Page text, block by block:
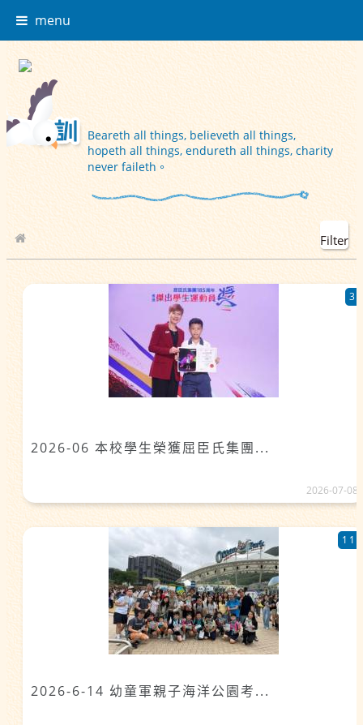
menu
Beareth all things, believeth all things,
hopeth all things, endureth all things, charity
never faileth。
School Album
Filter
2026-06 本校學生榮獲屈臣氏集團...
3
2026-07-08
2026-6-14 幼童軍親子海洋公園考...
11